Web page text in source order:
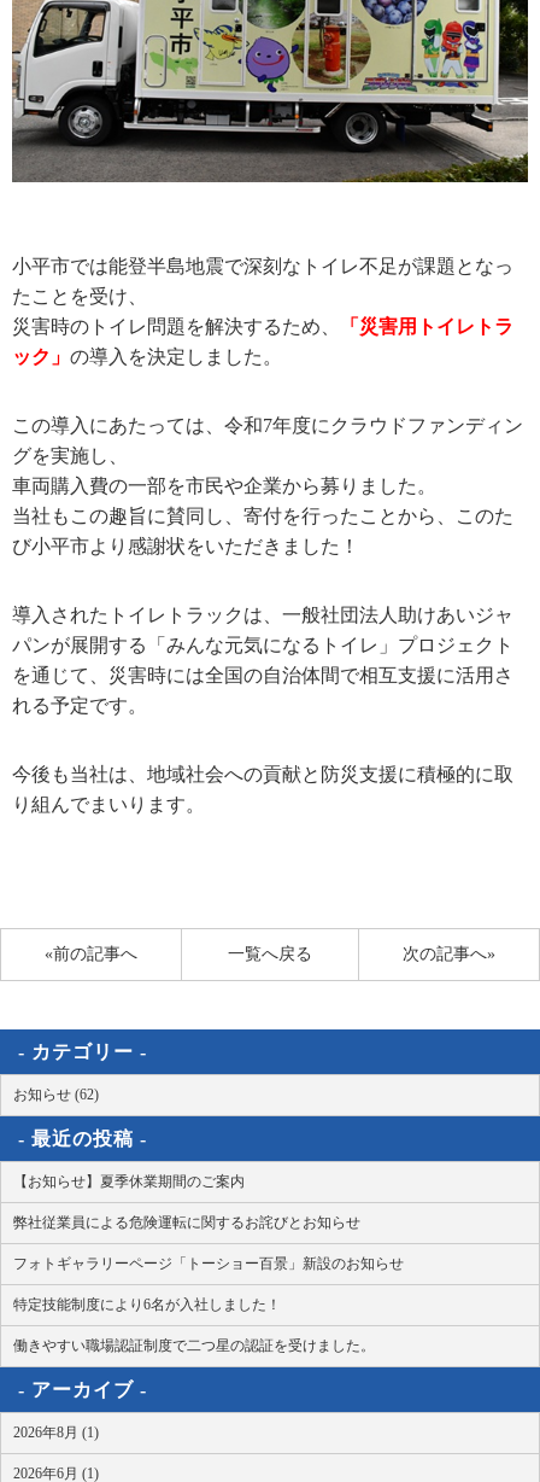
小平市では能登半島地震で深刻なトイレ不足が課題となっ
たことを受け、
災害時のトイレ問題を解決するため、
「災害用トイレトラ
ック」 の導入を決定しました。
この導入にあたっては、令和7年度にクラウドファンディン
グを実施し、
車両購入費の一部を市民や企業から募りました。
当社もこの趣旨に賛同し、寄付を行ったことから、このた
び小平市より感謝状をいただきました！
導入されたトイレトラックは、一般社団法人助けあいジャ
パンが展開する「みんな元気になるトイレ」プロジェクト
を通じて、災害時には全国の自治体間で相互支援に活用さ
れる予定です。
今後も当社は、地域社会への貢献と防災支援に積極的に取
り組んでまいります。
«前の記事へ 次の記事へ»
一覧へ戻る
カテゴリー
お知らせ (62)
最近の投稿
【お知らせ】夏季休業期間のご案内
弊社従業員による危険運転に関するお詫びとお知らせ
フォトギャラリーページ「トーショー百景」新設のお知らせ
特定技能制度により6名が入社しました！
働きやすい職場認証制度で二つ星の認証を受けました。
アーカイブ
2026年8月 (1)
2026年6月 (1)